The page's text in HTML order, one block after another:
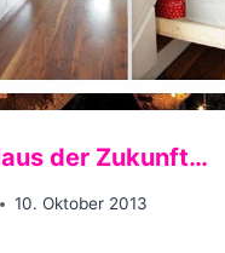
der Zukunft…
10. Oktober 2013